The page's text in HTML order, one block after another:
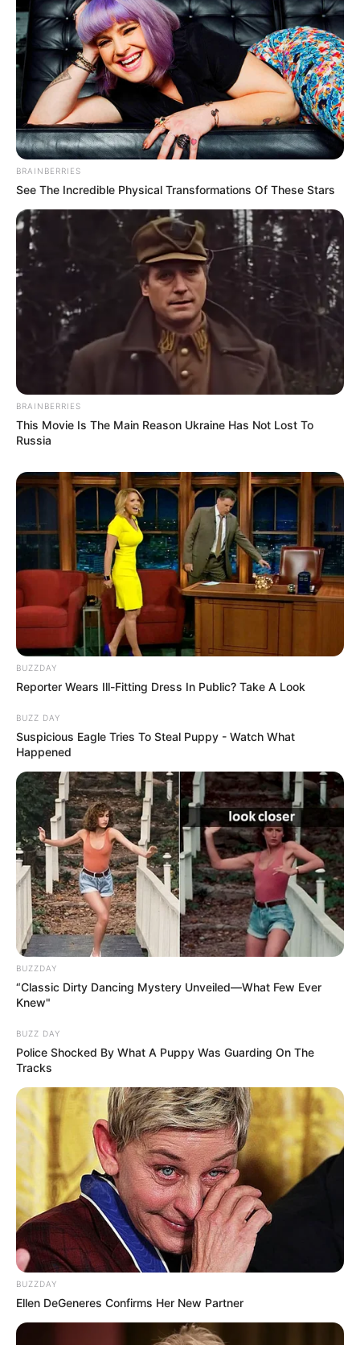
BRAINBERRIES
See The Incredible Physical Transformations Of These Stars
BRAINBERRIES
This Movie Is The Main Reason Ukraine Has Not Lost To
Russia
BUZZDAY
Reporter Wears Ill-Fitting Dress In Public? Take A Look
BUZZ DAY
Suspicious Eagle Tries To Steal Puppy - Watch What
Happened
BUZZDAY
“Classic Dirty Dancing Mystery Unveiled—What Few Ever
Knew"
BUZZ DAY
Police Shocked By What A Puppy Was Guarding On The
Tracks
BUZZDAY
Ellen DeGeneres Confirms Her New Partner